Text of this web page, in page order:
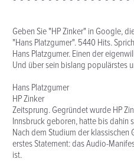
Geben Sie "HP Zinker" in Google,
"Hans Platzgumer". 5440 Hits.
Hans Platzgumer. Einen der
Und über sein bislang populärstes
Hans Platzgumer
HP Zinker
Zeitsprung. Gegründet wurde HP
Innsbruck geboren, hatte bis dahin
Nach dem Studium der klassischen
erstes Statement: das Audio-
ist.